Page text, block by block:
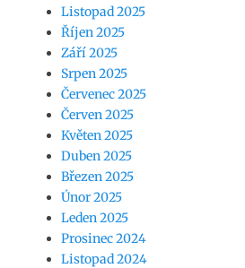
Listopad 2025
Říjen 2025
Září 2025
Srpen 2025
Červenec 2025
Červen 2025
Květen 2025
Duben 2025
Březen 2025
Únor 2025
Leden 2025
Prosinec 2024
Listopad 2024